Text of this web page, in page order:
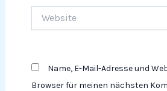
Name, E-Mail-Adresse und
Browser für meinen nächsten